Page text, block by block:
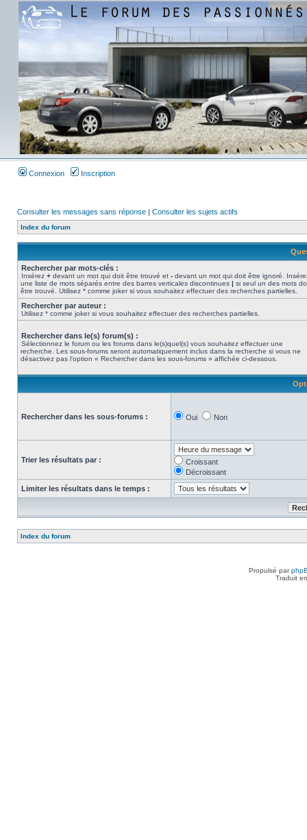
Connexion Inscription
Consulter les messages sans réponse | Consulter les sujets actifs
Index du forum
Rechercher par mots-clés :
Insérez + devant un mot qui doit être trouvé et - devant un mot qui doit être ignoré.
une liste de mots séparés entre des barres verticales discontinues | si seul un des mots
être trouvé. Utilisez * comme joker si vous souhaitez effectuer des recherches partielles.
Rechercher par auteur :
Utilisez * comme joker si vous souhaitez effectuer des recherches partielles.
Rechercher dans le(s) forum(s) :
Sélectionnez le forum ou les forums dans le(s)quel(s) vous souhaitez effectuer une
recherche. Les sous-forums seront automatiquement inclus dans la recherche si vous ne
désactivez pas l’option « Rechercher dans les sous-forums » affichée ci-dessous.
Rechercher dans les sous-forums : Oui Non
Trier les résultats par :
Croissant
Décroissant
Limiter les résultats dans le temps :
Index du forum
Propulsé par
Traduit